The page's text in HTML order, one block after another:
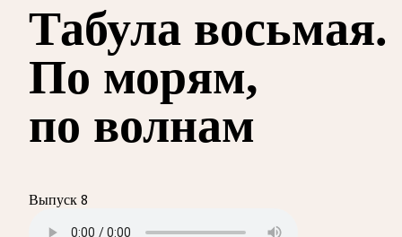
Табула восьмая.
По морям,
по волнам
Выпуск 8